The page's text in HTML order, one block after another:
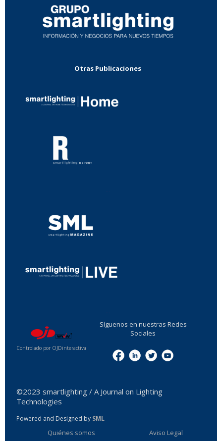
Otras Publicaciones
Controlado por OJDinteractiva
Síguenos en nuestras Redes
Sociales
©2023 smartlighting / A Journal on Lighting
Technologies
Powered and Designed by SML
Quiénes somos Aviso Legal